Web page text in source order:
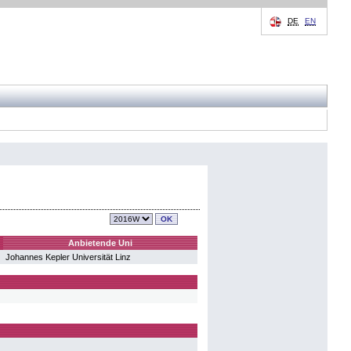
DE EN
Anbietende Uni
Johannes Kepler Universität Linz